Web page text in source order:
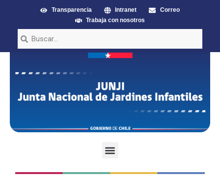
Transparencia Intranet
Correo
Trabaja con nosotros